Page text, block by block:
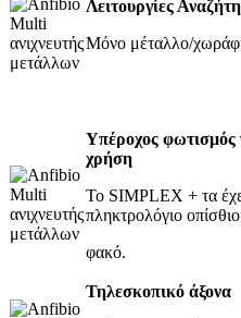
Λειτουργίες
Μόνο μέταλλο/
Υπέροχος φωτισμός
χρήση
Το SIMPLEX + τα
πληκτρολόγιο
φακό.
Τηλεσκοπικό άξονα